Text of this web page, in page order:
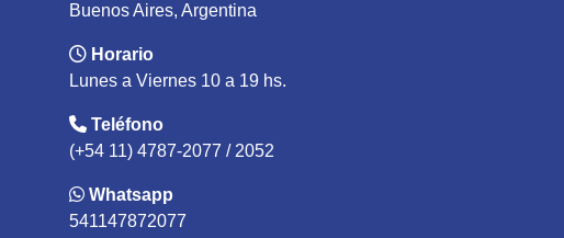
Buenos Aires, Argentina
Horario
Lunes a Viernes 10 a 19 hs.
Teléfono
(+54 11) 4787-2077 / 2052
Whatsapp
541147872077